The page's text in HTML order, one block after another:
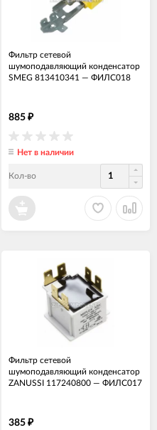
Фильтр сетевой
шумоподавляющий конденсатор
SMEG 813410341 — ФИЛС018
885 ₽
Нет в наличии
Кол-во
Фильтр сетевой
шумоподавляющий конденсатор
ZANUSSI 117240800 — ФИЛС017
385 ₽